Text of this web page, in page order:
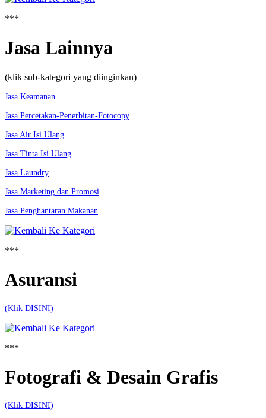
***
Jasa Lainnya
(klik sub-kategori yang diinginkan)
Jasa Keamanan
Jasa Percetakan-Penerbitan-Fotocopy
Jasa Air Isi Ulang
Jasa Tinta Isi Ulang
Jasa Laundry
Jasa Marketing dan Promosi
Jasa Penghantaran Makanan
***
Asuransi
(Klik DISINI)
***
Fotografi & Desain Grafis
(Klik DISINI)